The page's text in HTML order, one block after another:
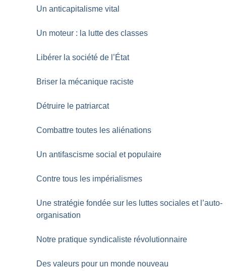
Un anticapitalisme vital
Un moteur : la lutte des classes
Libérer la société de l’État
Briser la mécanique raciste
Détruire le patriarcat
Combattre toutes les aliénations
Un antifascisme social et populaire
Contre tous les impérialismes
Une stratégie fondée sur les luttes sociales et l’auto-
organisation
Notre pratique syndicaliste révolutionnaire
Des valeurs pour un monde nouveau